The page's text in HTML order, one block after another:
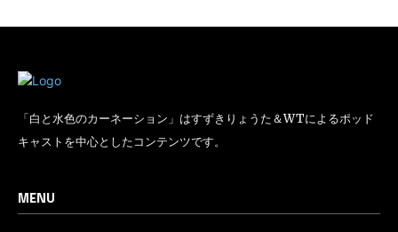
「白と水色のカーネーション」はすずきりょうた＆WTによるポッド
キャストを中心としたコンテンツです。
MENU